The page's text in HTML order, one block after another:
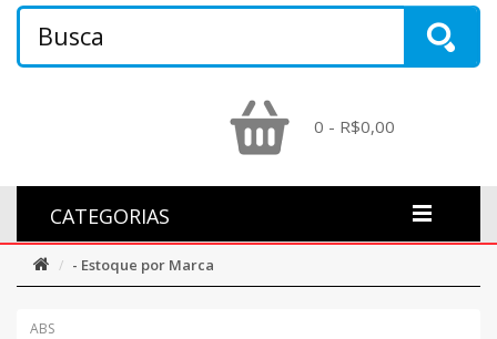
0 - R$0,00
CATEGORIAS
- Estoque por Marca
ABS